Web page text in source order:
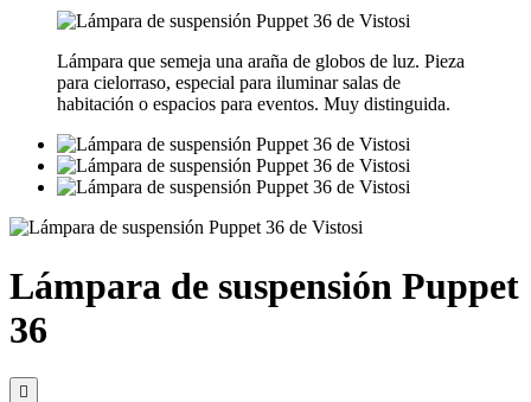
Lámpara que semeja una araña de globos de luz. Pieza
para cielorraso, especial para iluminar salas de
habitación o espacios para eventos. Muy distinguida.
Lámpara de suspensión Puppet
36
